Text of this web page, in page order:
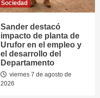
Sociedad
Sander destacó
impacto de planta de
Urufor en el empleo y
el desarrollo del
Departamento
viernes 7 de agosto de
2026